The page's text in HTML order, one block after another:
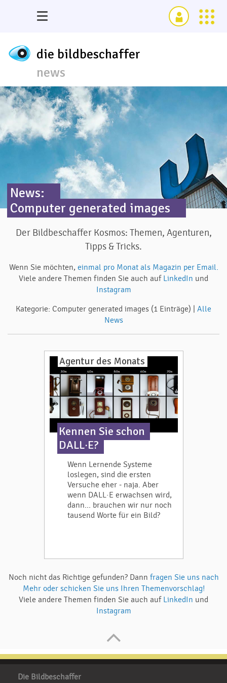
die bildbeschaffer
news
News:
Computer generated images
Der Bildbeschaffer Kosmos: Themen, Agenturen,
Tipps & Tricks.
Wenn Sie möchten, einmal pro Monat als Magazin per Email.
Viele andere Themen finden Sie auch auf LinkedIn und
Instagram
Kategorie: Computer generated images (1 Einträge) | Alle
News
Agentur des Monats
Kennen Sie schon
DALL·E?
Wenn Lernende Systeme
loslegen, sind die ersten
Versuche eher - naja. Aber
wenn DALL·E erwachsen wird,
dann... brauchen wir nur noch
tausend Worte für ein Bild?
Noch nicht das Richtige gefunden? Dann fragen Sie uns nach
Mehr oder schicken Sie uns Ihren Themenvorschlag!
Viele andere Themen finden Sie auch auf LinkedIn und
Instagram
Die Bildbeschaffer